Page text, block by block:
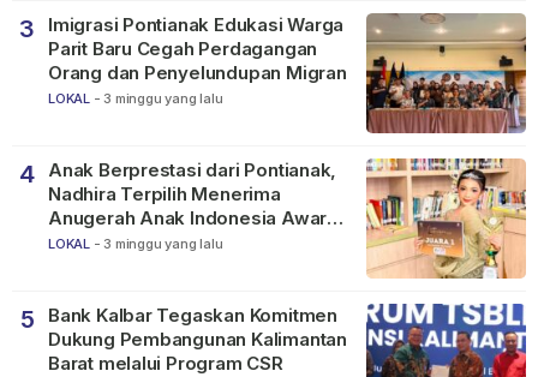
3
Imigrasi Pontianak Edukasi Warga
Parit Baru Cegah Perdagangan
Orang dan Penyelundupan Migran
LOKAL - 3 minggu yang lalu
4
Anak Berprestasi dari Pontianak,
Nadhira Terpilih Menerima
Anugerah Anak Indonesia Awards
2026
LOKAL - 3 minggu yang lalu
5
Bank Kalbar Tegaskan Komitmen
Dukung Pembangunan Kalimantan
Barat melalui Program CSR